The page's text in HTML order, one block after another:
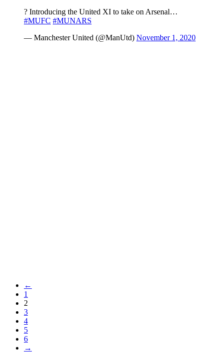
? Introducing the United XI to take on Arsenal…
#MUFC #MUNARS
— Manchester United (@ManUtd) November 1, 2020
←
1
2
3
4
5
6
→